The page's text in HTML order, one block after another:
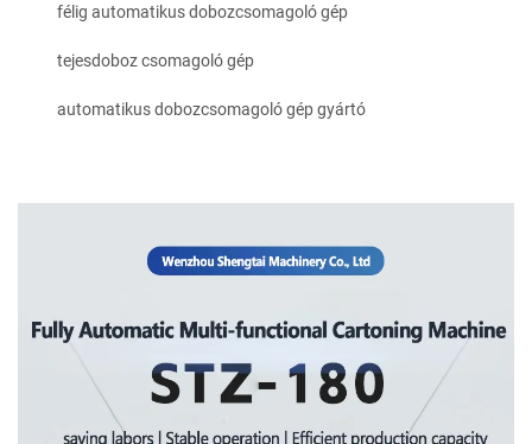
félig automatikus dobozcsomagoló gép
tejesdoboz csomagoló gép
automatikus dobozcsomagoló gép gyártó